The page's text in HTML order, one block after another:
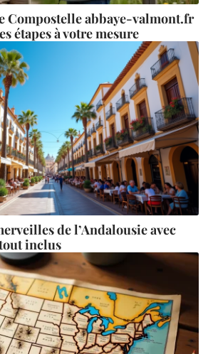
Compostelle abbaye-valmont.fr
étapes à votre mesure
de l’Andalousie avec
inclus